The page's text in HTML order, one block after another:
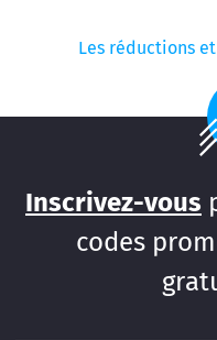
Les réductions
Inscrivez-vous
codes